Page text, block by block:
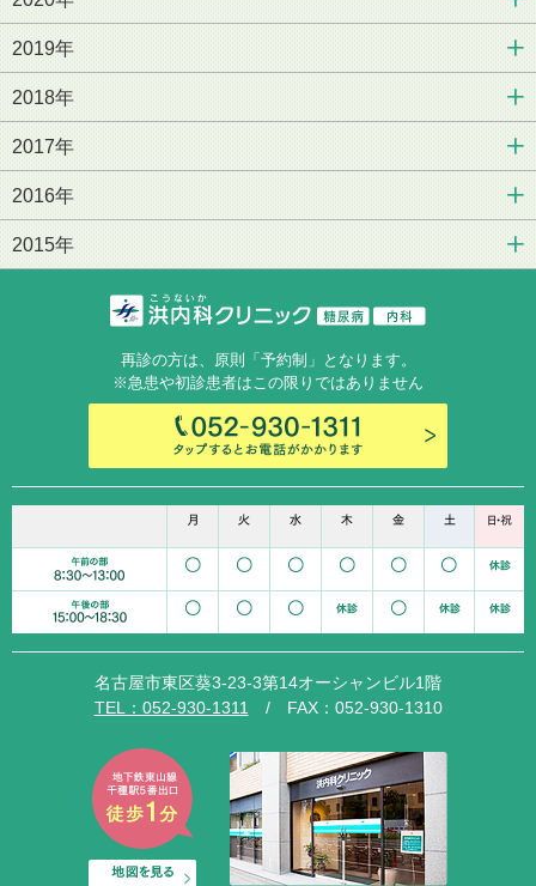
2019年
2018年
2017年
2016年
2015年
再診の方は、原則「予約制」となります。
※急患や初診患者はこの限りではありません
名古屋市東区葵3-23-3第14オーシャンビル1階
TEL：052-930-1311
/ FAX：052-930-1310